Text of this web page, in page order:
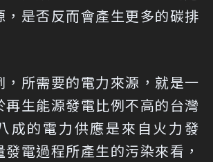
，是否反而會產生更多的碳排
，所需要的電力來源，就是一
再生能源發電比例不高的台灣
成的電力供應是來自火力發
電過程所產生的污染來看，